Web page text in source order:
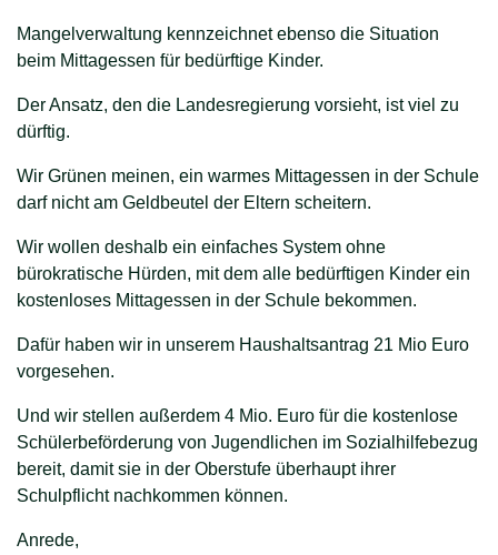
Mangelverwaltung kennzeichnet ebenso die Situation
beim Mittagessen für bedürftige Kinder.
Der Ansatz, den die Landesregierung vorsieht, ist viel zu
dürftig.
Wir Grünen meinen, ein warmes Mittagessen in der Schule
darf nicht am Geldbeutel der Eltern scheitern.
Wir wollen deshalb ein einfaches System ohne
bürokratische Hürden, mit dem alle bedürftigen Kinder ein
kostenloses Mittagessen in der Schule bekommen.
Dafür haben wir in unserem Haushaltsantrag 21 Mio Euro
vorgesehen.
Und wir stellen außerdem 4 Mio. Euro für die kostenlose
Schülerbeförderung von Jugendlichen im Sozialhilfebezug
bereit, damit sie in der Oberstufe überhaupt ihrer
Schulpflicht nachkommen können.
Anrede,